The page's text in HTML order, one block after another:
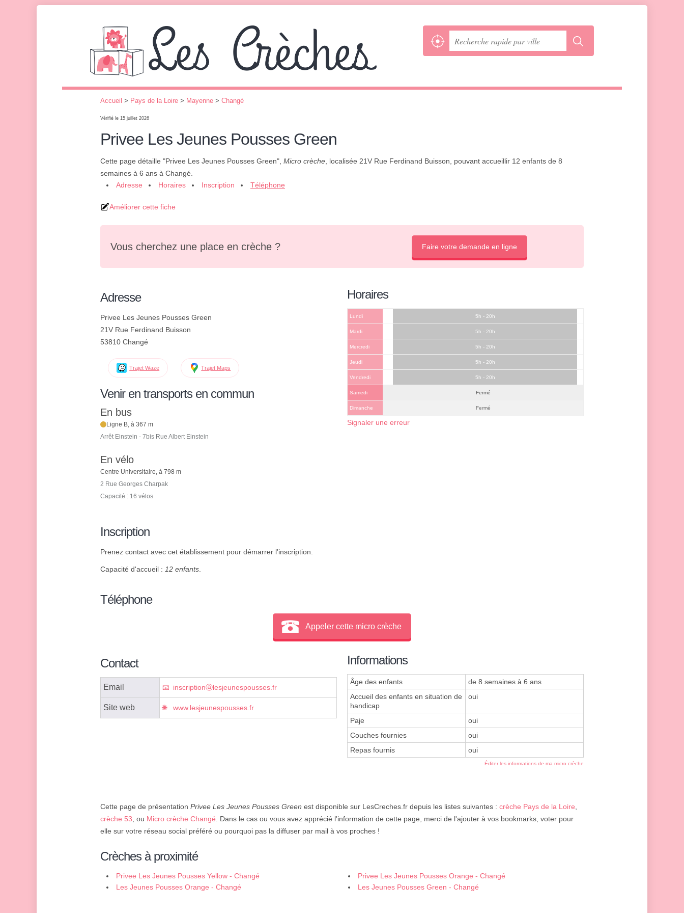
Accueil > Pays de la Loire > Mayenne > Changé
Vérifié le 15 juillet 2026
Privee Les Jeunes Pousses Green
Cette page détaille "Privee Les Jeunes Pousses Green", Micro crèche , localisée 21V Rue Ferdinand Buisson, pouvant accueillir 12 enfants de 8
semaines à 6 ans à Changé.
Adresse
Horaires Inscription Téléphone
Améliorer cette fiche
Vous cherchez une place en crèche ? Faire votre demande en ligne
Adresse
Privee Les Jeunes Pousses Green
21V Rue Ferdinand Buisson
53810 Changé
Trajet Waze Trajet Maps
Venir en transports en commun
En bus
Ligne B, à 367 m
Arrêt Einstein - 7bis Rue Albert Einstein
En vélo
Centre Universitaire, à 798 m
2 Rue Georges Charpak
Capacité : 16 vélos
Horaires
Lundi 5h - 20h
Mardi 5h - 20h
Mercredi 5h - 20h
Jeudi 5h - 20h
Vendredi 5h - 20h
Samedi Fermé
Dimanche Fermé
Signaler une erreur
Inscription
Prenez contact avec cet établissement pour démarrer l'inscription.
Capacité d'accueil : 12 enfants.
Téléphone
Appeler cette micro crèche
Contact
Email inscriptionⓐlesjeunespousses.fr
Site web www.lesjeunespousses.fr
Informations
Âge des enfants
de 8 semaines à 6 ans
Accueil des enfants en situation de
handicap
oui
Paje
oui
Couches fournies
oui
Repas fournis
oui
Éditer les informations de ma micro crèche
Cette page de présentation Privee Les Jeunes Pousses Green est disponible sur LesCreches.fr depuis les listes suivantes : crèche Pays de la Loire,
crèche 53, ou Micro crèche Changé. Dans le cas ou vous avez apprécié l'information de cette page, merci de l'ajouter à vos bookmarks, voter pour
elle sur votre réseau social préféré ou pourquoi pas la diffuser par mail à vos proches !
Crèches à proximité
Privee Les Jeunes Pousses Yellow - Changé
Privee Les Jeunes Pousses Orange - Changé
Les Jeunes Pousses Orange - Changé
Les Jeunes Pousses Green - Changé